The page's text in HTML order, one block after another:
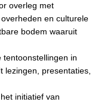
overleg met
en culturele
bodem waaruit
in
lezingen, presentaties,
initiatief van